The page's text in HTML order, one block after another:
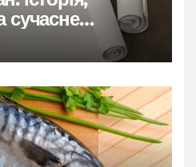
сучасне